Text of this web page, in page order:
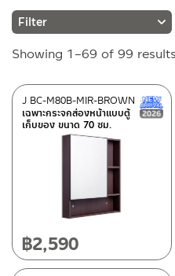
Brands
RASLAND(99)
wash basins furniture
(11)
Mirror furniture set
Material
Showing 1–69 of 99 results
เฉพาะกระจกส่องหน้าแบบตู้
เก็บของ ขนาด 70 ซม.
J BC-M80B-MIR-BROWN
฿2,590